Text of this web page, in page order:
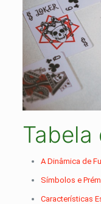
A Dinâmica de
Símbolos e
Características